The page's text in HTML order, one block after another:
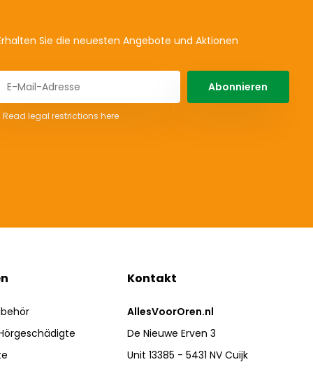
Sie die neuesten Angebote und Aktionen
Abonnieren
Read legal restrictions here
Kontakt
AllesVoorOren.nl
De Nieuwe Erven 3
Unit 13385 - 5431 NV Cuijk